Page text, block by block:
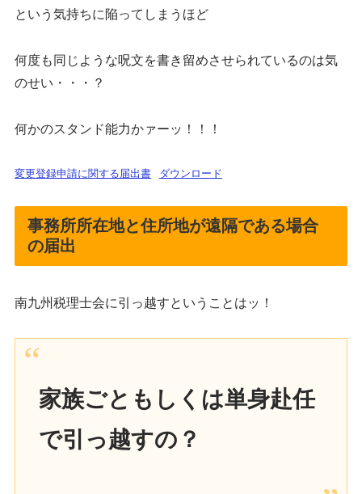
という気持ちに陥ってしまうほど
何度も同じような呪文を書き留めさせられているのは気
のせい・・・？
何かのスタンド能力かァーッ！！！
変更登録申請に関する届出書 ダウンロード
事務所所在地と住所地が遠隔である場合
の届出
南九州税理士会に引っ越すということはッ！
家族ごともしくは単身赴任
で引っ越すの？